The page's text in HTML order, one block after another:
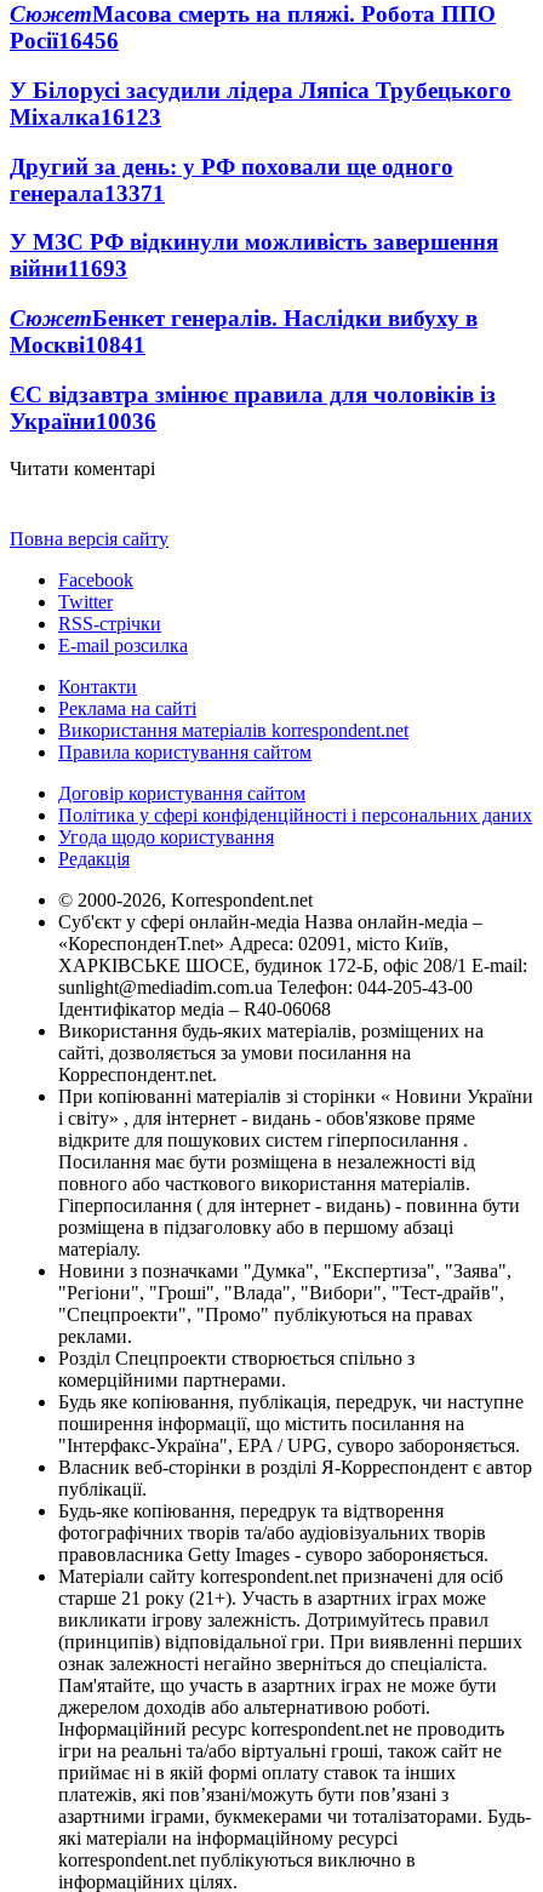
СюжетМасова смерть на пляжі. Робота ППО
Росії16456
У Білорусі засудили лідера Ляпіса Трубецького
Міхалка16123
Другий за день: у РФ поховали ще одного
генерала13371
У МЗС РФ відкинули можливість завершення
війни11693
СюжетБенкет генералів. Наслідки вибуху в
Москві10841
ЄС відзавтра змінює правила для чоловіків із
України10036
Читати коментарі
Повна версія сайту
Facebook
Twitter
RSS-стрічки
E-mail розсилка
Контакти
Реклама на сайті
Використання матеріалів korrespondent.net
Правила користування сайтом
Договір користування сайтом
Політика у сфері конфіденційності і персональних даних
Угода щодо користування
Редакція
© 2000-2026, Korrespondent.net
Суб'єкт у сфері онлайн-медіа Назва онлайн-медіа –
«КореспонденТ.net» Адреса: 02091, місто Київ,
ХАРКІВСЬКЕ ШОСЕ, будинок 172-Б, офіс 208/1 E-mail:
sunlight@mediadim.com.ua Телефон: 044-205-43-00
Ідентифікатор медіа – R40-06068
Використання будь-яких матеріалів, розміщених на
сайті, дозволяється за умови посилання на
Корреспондент.net.
При копіюванні матеріалів зі сторінки « Новини України
і світу» , для інтернет - видань - обов'язкове пряме
відкрите для пошукових систем гіперпосилання .
Посилання має бути розміщена в незалежності від
повного або часткового використання матеріалів.
Гіперпосилання ( для інтернет - видань) - повинна бути
розміщена в підзаголовку або в першому абзаці
матеріалу.
Новини з позначками "Думка", "Експертиза", "Заява",
"Регіони", "Гроші", "Влада", "Вибори", "Тест-драйв",
"Спецпроекти", "Промо" публікуються на правах
реклами.
Розділ Спецпроекти створюється спільно з
комерційними партнерами.
Будь яке копіювання, публікація, передрук, чи наступне
поширення інформації, що містить посилання на
"Інтерфакс-Україна", EPA / UPG, суворо забороняється.
Власник веб-сторінки в розділі Я-Корреспондент є автор
публікації.
Будь-яке копіювання, передрук та відтворення
фотографічних творів та/або аудіовізуальних творів
правовласника Getty Images - суворо забороняється.
Матеріали сайту korrespondent.net призначені для осіб
старше 21 року (21+). Участь в азартних іграх може
викликати ігрову залежність. Дотримуйтесь правил
(принципів) відповідальної гри. При виявленні перших
ознак залежності негайно зверніться до спеціаліста.
Пам'ятайте, що участь в азартних іграх не може бути
джерелом доходів або альтернативою роботі.
Інформаційний ресурс korrespondent.net не проводить
ігри на реальні та/або віртуальні гроші, також сайт не
приймає ні в якій формі оплату ставок та інших
платежів, які пов’язані/можуть бути пов’язані з
азартними іграми, букмекерами чи тоталізаторами. Будь-
які матеріали на інформаційному ресурсі
korrespondent.net публікуються виключно в
інформаційних цілях.